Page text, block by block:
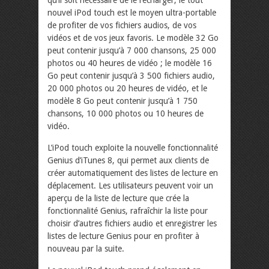
nouvel iPod touch est le moyen ultra-portable
de profiter de vos fichiers audios, de vos
vidéos et de vos jeux favoris. Le modèle 32 Go
peut contenir jusqu’à 7 000 chansons, 25 000
photos ou 40 heures de vidéo ; le modèle 16
Go peut contenir jusqu’à 3 500 fichiers audio,
20 000 photos ou 20 heures de vidéo, et le
modèle 8 Go peut contenir jusqu’à 1 750
chansons, 10 000 photos ou 10 heures de
vidéo.
L’iPod touch exploite la nouvelle fonctionnalité
Genius d’iTunes 8, qui permet aux clients de
créer automatiquement des listes de lecture en
déplacement. Les utilisateurs peuvent voir un
aperçu de la liste de lecture que crée la
fonctionnalité Genius, rafraîchir la liste pour
choisir d’autres fichiers audio et enregistrer les
listes de lecture Genius pour en profiter à
nouveau par la suite.